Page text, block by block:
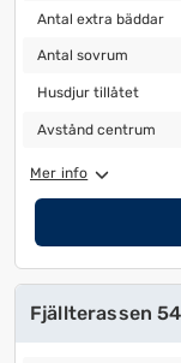
Antal extra bäddar
Antal extra bäddar
Antal sovrum
Antal sovrum
Husdjur tillåtet
Husdjur tillåtet
Avstånd centrum
Avstånd centrum
Mer info
Fjällterassen